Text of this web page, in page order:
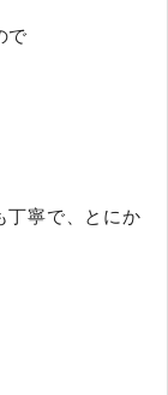
で
丁寧で、とにか